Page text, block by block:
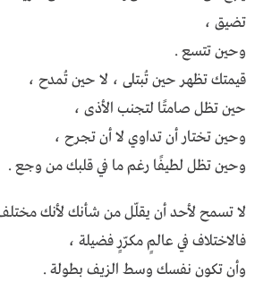
تضيق ،
وحين تتسع .
قيمتك تظهر حين تُبتلى ، لا حين تُمدح ،
حين تظل صامتًا لتجنب الأذى ،
وحين تختار أن تداوي لا أن تجرح ،
وحين تظل لطيفًا رغم ما في قلبك من وجع .
لا تسمح لأحد أن يقلّل من شأنك لأنك
فالاختلاف في عالمٍ مكرّرٍ فضيلة ،
وأن تكون نفسك وسط الزيف بطولة .